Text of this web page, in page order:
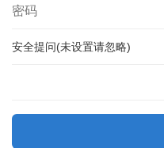
安全提问(未设置请忽略)